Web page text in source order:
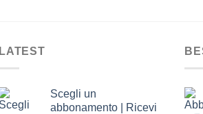
LATEST
Scegli un
abbonamento | Ricevi